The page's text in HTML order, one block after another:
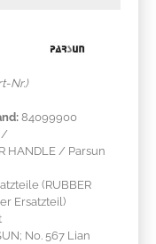
Nr.)
84099900
/
HANDLE / Parsun
(RUBBER
Ersatzteil)
No. 567 Lian